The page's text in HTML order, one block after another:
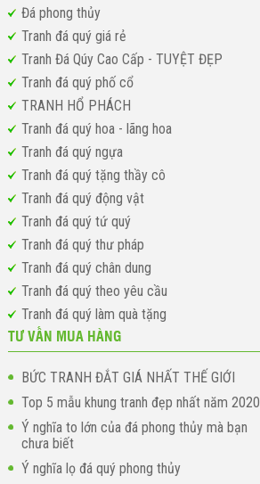
Đá phong thủy
Tranh đá quý giá rẻ
Tranh Đá Qúy Cao Cấp - TUYỆT ĐẸP
Tranh đá quý phố cổ
TRANH HỔ PHÁCH
Tranh đá quý hoa - lãng hoa
Tranh đá quý ngựa
Tranh đá quý tặng thầy cô
Tranh đá quý động vật
Tranh đá quý tứ quý
Tranh đá quý thư pháp
Tranh đá quý chân dung
Tranh đá quý theo yêu cầu
Tranh đá quý làm quà tặng
TƯ VẤN MUA HÀNG
BỨC TRANH ĐẮT GIÁ NHẤT THẾ GIỚI
Top 5 mẫu khung tranh đẹp nhất năm 2020
Ý nghĩa to lớn của đá phong thủy mà bạn
chưa biết
Ý nghĩa lọ đá quý phong thủy